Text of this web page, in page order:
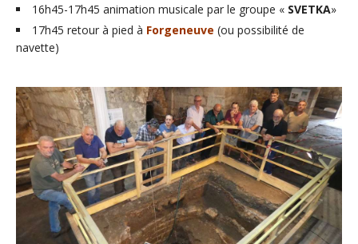
16h45-17h45 animation musicale par le groupe « SVETKA»
17h45 retour à pied à Forgeneuve (ou possibilité de
navette)